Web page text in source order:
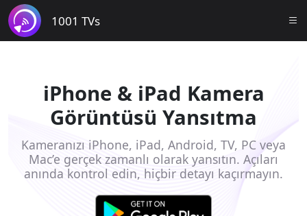
1001 TVs
iPhone & iPad Kamera
Görüntüsü Yansıtma
Kameranızı iPhone, iPad, Android, TV, PC veya
Mac’e gerçek zamanlı olarak yansıtın. Açıları
anında kontrol edin, hiçbir detayı kaçırmayın.